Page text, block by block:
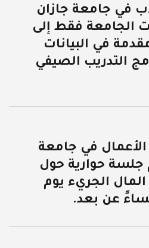
في جامعة جازان
الجامعة فقط إلى
في البيانات
التدريب الصيفي
مركز الابتكار وريادة الأعمال ⁧في جامعة
ينظم جلسة حوارية حول
الجريء يوم